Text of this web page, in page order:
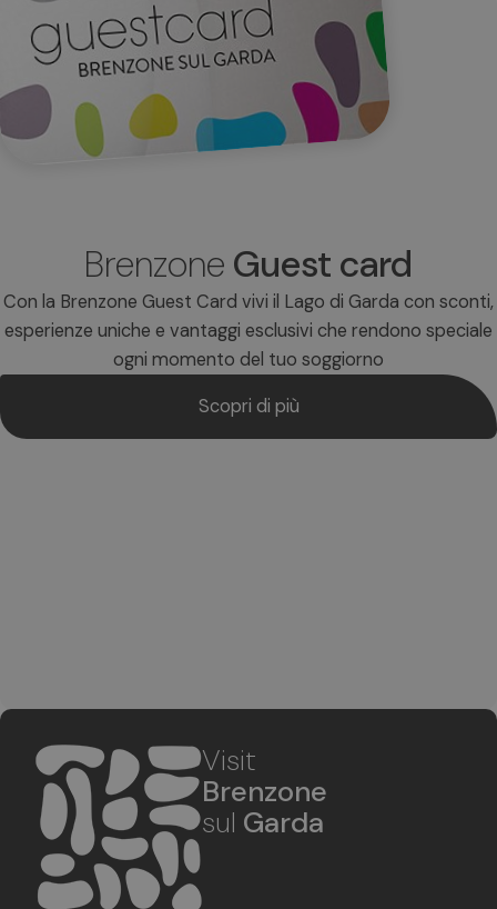
Brenzone Guest card
Con la Brenzone Guest Card vivi il Lago di Garda con sconti,
esperienze uniche e vantaggi esclusivi che rendono speciale
ogni momento del tuo soggiorno
Scopri di più
Visit
Brenzone
sul Garda